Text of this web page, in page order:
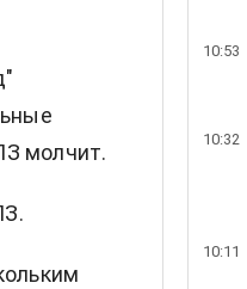
молчит.
10:53
10:32
10:11